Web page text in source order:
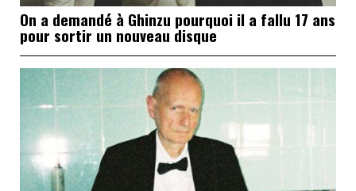
On a demandé à Ghinzu pourquoi il a fallu 17 ans
pour sortir un nouveau disque